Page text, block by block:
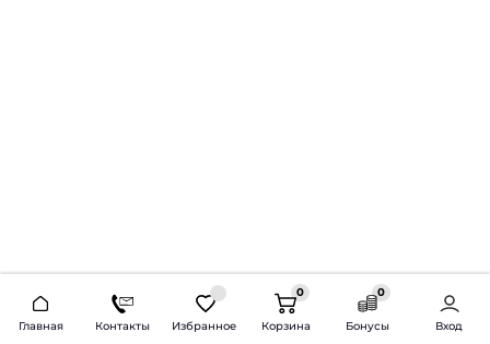
Главная Контакты Избранное
0
Корзина
0
Бонусы Вход
2026 © Продажа и установка автозвука.
Доставка по всей России и СНГ